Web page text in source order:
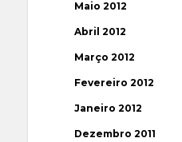
Maio 2012
Abril 2012
Março 2012
Fevereiro 2012
Janeiro 2012
Dezembro 2011